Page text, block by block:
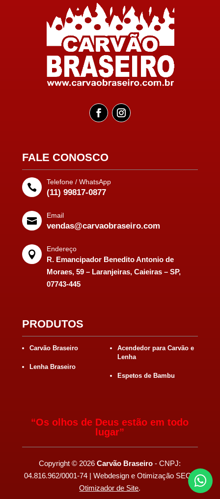
FALE CONOSCO

Telefone / WhatsApp
(11) 99817-0877

Email
vendas@carvaobraseiro.com

Endereço
R. Emancipador Benedito Antonio de
Moraes, 59 – Laranjeiras, Caieiras – SP,
07743-445
PRODUTOS
Carvão Braseiro
Lenha Braseiro
Acendedor para Carvão e
Lenha
Espetos de Bambu
“Os olhos de Deus estão em todo
lugar”
Copyright© 2026Carvão Braseiro - CNPJ:
04.816.962/0001-74 | Webdesign e Otimização SEO -
Otimizador de Site.
